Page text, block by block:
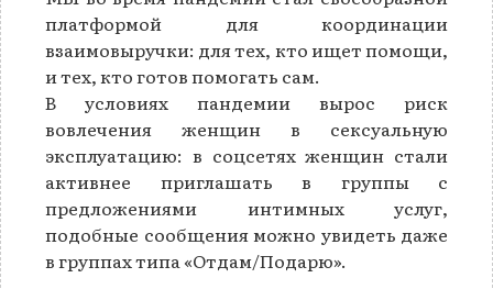
платформой для координации
взаимовыручки: для тех, кто ищет помощи,
и тех, кто готов помогать сам.
В условиях пандемии вырос риск
вовлечения женщин в сексуальную
эксплуатацию: в соцсетях женщин стали
активнее приглашать в группы с
предложениями интимных услуг,
подобные сообщения можно увидеть даже
в группах типа «Отдам/Подарю».